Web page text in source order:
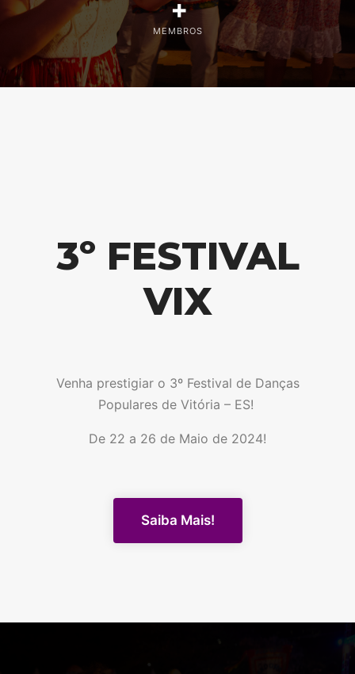
MEMBROS
+
3º FESTIVAL
VIX
Venha prestigiar o 3º Festival de Danças
Populares de Vitória – ES!
De 22 a 26 de Maio de 2024!
Saiba Mais!